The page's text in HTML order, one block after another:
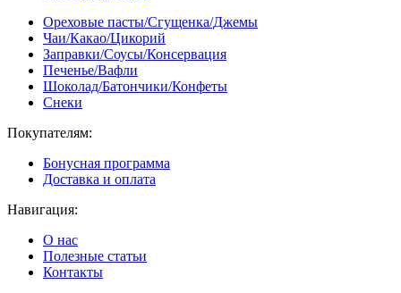
Ореховые пасты/Сгущенка/Джемы
Чаи/Какао/Цикорий
Заправки/Соусы/Консервация
Печенье/Вафли
Шоколад/Батончики/Конфеты
Снеки
Покупателям:
Бонусная программа
Доставка и оплата
Навигация:
О нас
Полезные статьи
Контакты